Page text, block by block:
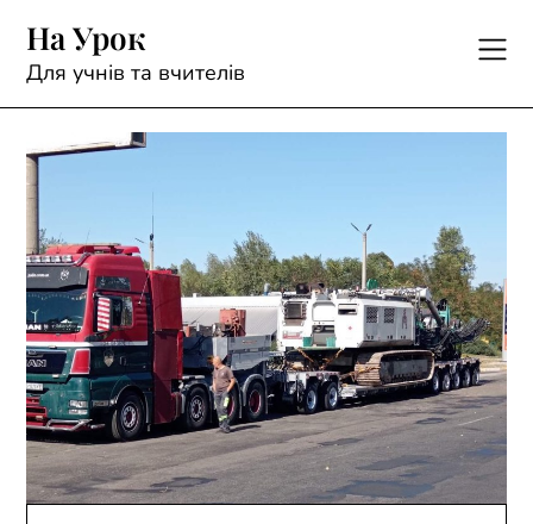
content
На Урок
Для учнів та вчителів